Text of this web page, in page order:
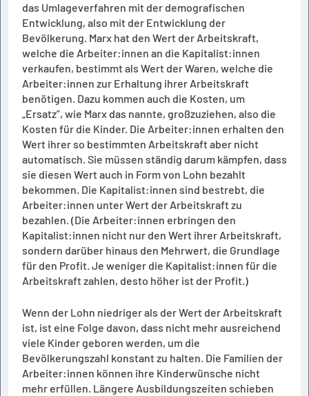
das Umlageverfahren mit der demografischen
Entwicklung, also mit der Entwicklung der
Bevölkerung. Marx hat den Wert der Arbeitskraft,
welche die Arbeiter:innen an die Kapitalist:innen
verkaufen, bestimmt als Wert der Waren, welche die
Arbeiter:innen zur Erhaltung ihrer Arbeitskraft
benötigen. Dazu kommen auch die Kosten, um
„Ersatz”, wie Marx das nannte, großzuziehen, also die
Kosten für die Kinder. Die Arbeiter:innen erhalten den
Wert ihrer so bestimmten Arbeitskraft aber nicht
automatisch. Sie müssen ständig darum kämpfen, dass
sie diesen Wert auch in Form von Lohn bezahlt
bekommen. Die Kapitalist:innen sind bestrebt, die
Arbeiter:innen unter Wert der Arbeitskraft zu
bezahlen. (Die Arbeiter:innen erbringen den
Kapitalist:innen nicht nur den Wert ihrer Arbeitskraft,
sondern darüber hinaus den Mehrwert, die Grundlage
für den Profit. Je weniger die Kapitalist:innen für die
Arbeitskraft zahlen, desto höher ist der Profit.)
Wenn der Lohn niedriger als der Wert der Arbeitskraft
ist, ist eine Folge davon, dass nicht mehr ausreichend
viele Kinder geboren werden, um die
Bevölkerungszahl konstant zu halten. Die Familien der
Arbeiter:innen können ihre Kinderwünsche nicht
mehr erfüllen. Längere Ausbildungszeiten schieben